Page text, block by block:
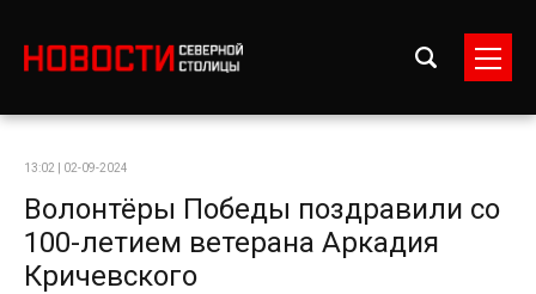
13:02 | 02-09-2024
Волонтёры Победы поздравили со
100-летием ветерана Аркадия
Кричевского